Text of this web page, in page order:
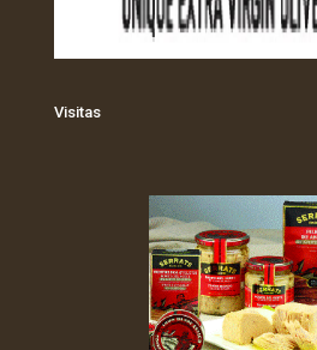
Visitas